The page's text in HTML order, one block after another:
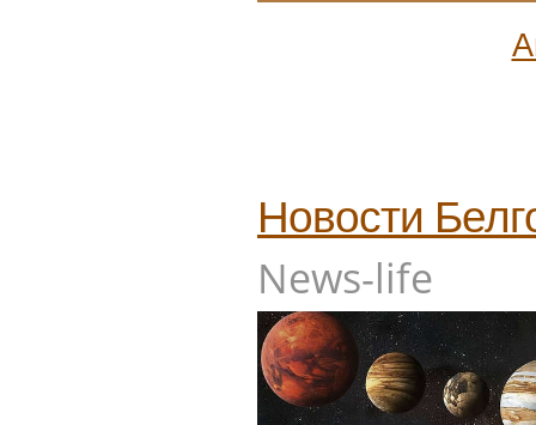
Новости
News-life